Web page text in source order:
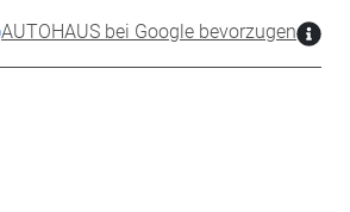
AUTOHAUS bei Google bevorzugen